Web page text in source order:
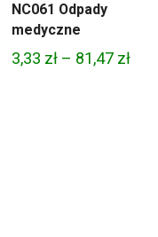
NC061 Odpady
medyczne
3,33 zł – 81,47 zł